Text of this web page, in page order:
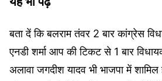
बता दें कि बलराम तंवर 2 बार कांग्रेस
एनडी शर्मा आप की टिकट से 1 बार
अलावा जगदीश यादव भी भाजपा में